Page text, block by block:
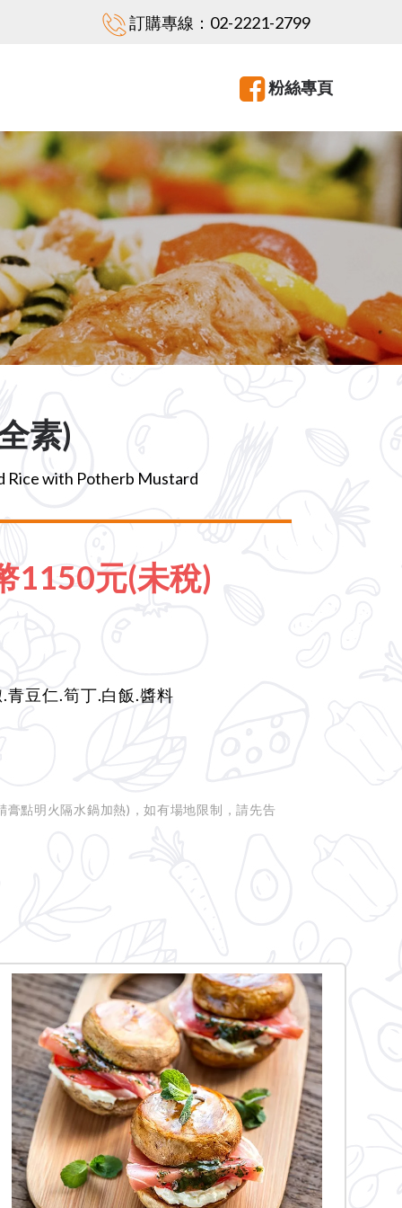
訂購專線： 02-2221-2799
粉絲專頁
素)
Rice with Potherb Mustard
1150元(未稅)
青豆仁.筍丁.白飯.醬料
膏點明火隔水鍋加熱) ，如有場地限制，請先告